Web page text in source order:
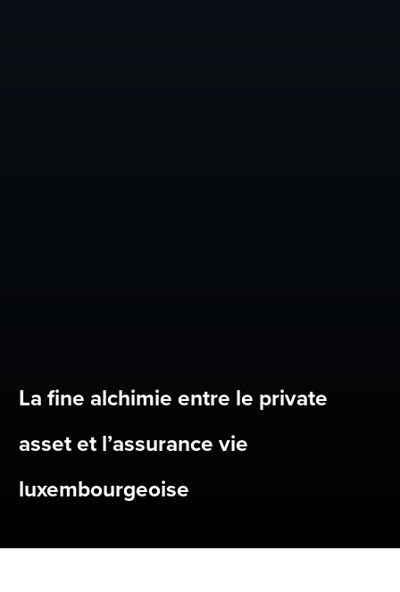
La fine alchimie entre le private
asset et l’assurance vie
luxembourgeoise